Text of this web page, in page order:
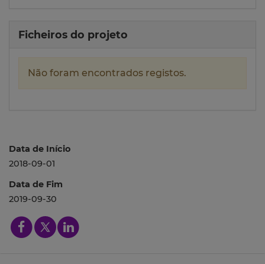
Ficheiros do projeto
Não foram encontrados registos.
Data de Início
2018-09-01
Data de Fim
2019-09-30